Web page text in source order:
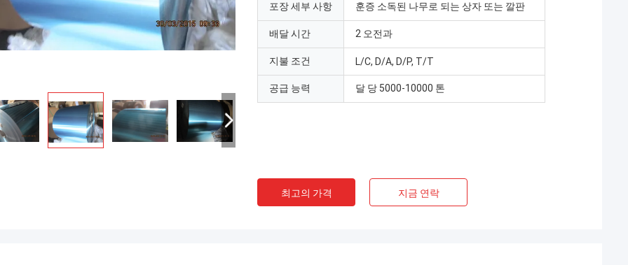
포장 세부 사항 훈증 소독된 나무로 되는 상자 또는 깔판
배달 시간 2 오전과
지불 조건 L/C, D/A, D/P, T/T
공급 능력 달 당 5000-10000 톤
최고의 가격 지금 연락